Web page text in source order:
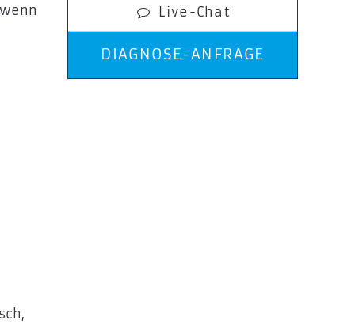
Live-Chat
DIAGNOSE-ANFRAGE